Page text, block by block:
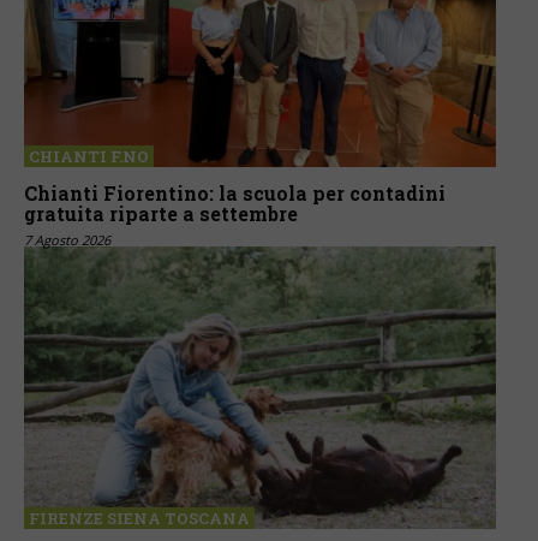
CHIANTI F.NO
Chianti Fiorentino: la scuola per contadini
gratuita riparte a settembre
7 Agosto 2026
FIRENZE SIENA TOSCANA